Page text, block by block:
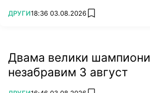
ПОВЕЧЕ ОТ
ДРУГИ18:36 03.08.2026 add favorites
Двама велики
незабравим 3 август